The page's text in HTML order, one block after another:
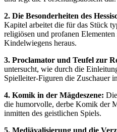
2. Die Besonderheiten des
Kapitel arbeitet die für das Stück
religiösen und profanen
Kindelwiegens heraus.
3. Proclamator und Teufel zur
untersucht, wie durch die
Spielleiter-Figuren die Zuschauer
4. Komik in der Mägdeszene:
die humorvolle, derbe Komik der
inmitten des geistlichen Spiels.
5. Mediävalisierung und die